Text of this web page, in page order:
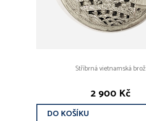
Stříbrná vietnamská brož
2 900 Kč
DO KOŠÍKU